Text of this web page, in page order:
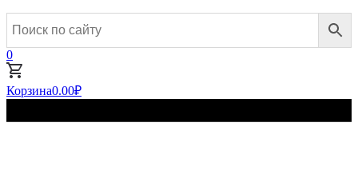
0
Корзина0.00₽